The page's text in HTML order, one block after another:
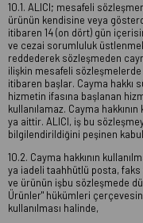
10.1. ALICI; mesafeli
ürünün kendisine veya
itibaren 14 (on dört) gün
ve cezai sorumluluk
reddederek sözleşmeden
ilişkin mesafeli
itibaren başlar. Cayma hakkı
hizmetin ifasına başlanan
kullanılamaz. Cayma
ya aittir. ALICI, iş bu
bilgilendirildiğini peşinen
10.2. Cayma hakkının
ya iadeli taahhütlü posta, faks
ve ürünün işbu sözleşmede
Ürünler" hükümleri
kullanılması halinde,